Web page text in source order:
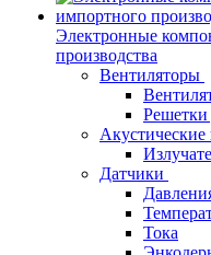
Электронные
производства
Вентиляторы
Решетки
Датчики
Тока